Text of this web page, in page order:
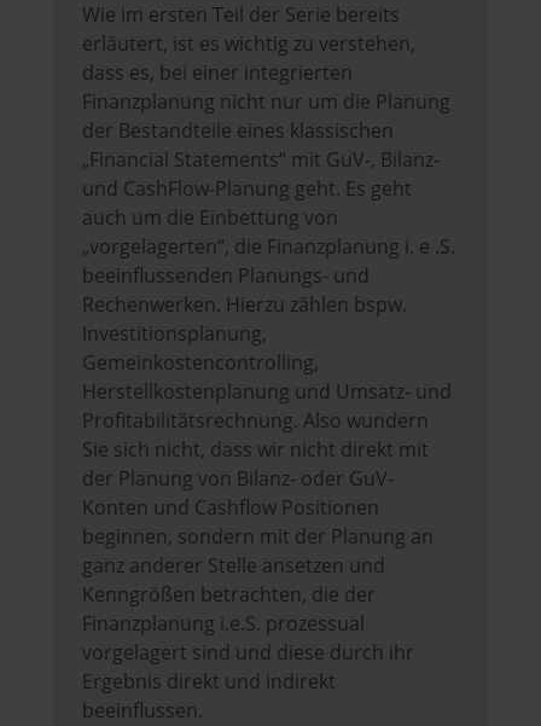
Wie im ersten Teil der Serie bereits
erläutert, ist es wichtig zu verstehen,
dass es, bei einer integrierten
Finanzplanung nicht nur um die Planung
der Bestandteile eines klassischen
„Financial Statements“ mit GuV-, Bilanz-
und CashFlow-Planung geht. Es geht
auch um die Einbettung von
„vorgelagerten“, die Finanzplanung i. e .S.
beeinflussenden Planungs- und
Rechenwerken. Hierzu zählen bspw.
Investitionsplanung,
Gemeinkostencontrolling,
Herstellkostenplanung und Umsatz- und
Profitabilitätsrechnung. Also wundern
Sie sich nicht, dass wir nicht direkt mit
der Planung von Bilanz- oder GuV-
Konten und Cashflow Positionen
beginnen, sondern mit der Planung an
ganz anderer Stelle ansetzen und
Kenngrößen betrachten, die der
Finanzplanung i.e.S. prozessual
vorgelagert sind und diese durch ihr
Ergebnis direkt und indirekt
beeinflussen.